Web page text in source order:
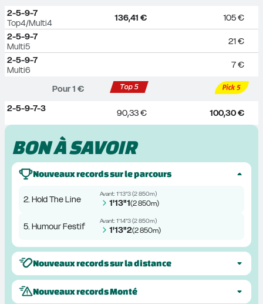
2-5-9-7
Top4/Multi4
136,41 €
105 €
2-5-9-7
Multi5
21 €
2-5-9-7
Multi6
7 €
Pour 1 €
2-5-9-7-3
90,33 € 100,30 €
BON À SAVOIR
Nouveaux records sur le parcours
2. Hold The Line
Avant:1'13"3(2 850m)
1'13"1(2 850m)
5. Humour Festif
Avant:1'14"3(2 850m)
1'13"2(2 850m)
Nouveaux records sur la distance
Nouveaux records Monté